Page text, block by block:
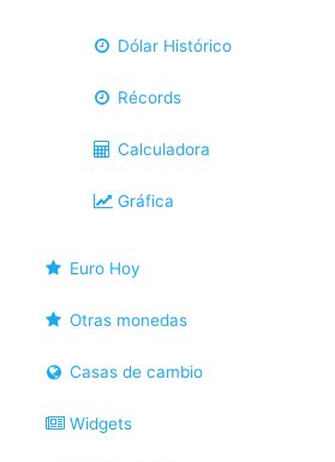
Dólar Histórico
Récords
Calculadora
Gráfica
Euro Hoy
Otras monedas
Casas de cambio
Widgets